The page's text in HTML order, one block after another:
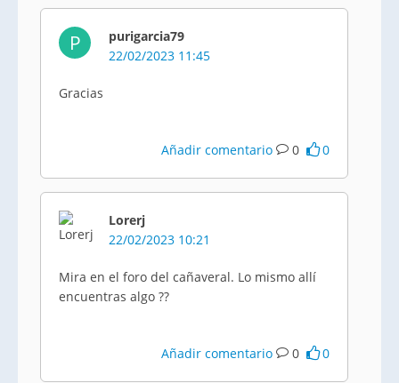
P
purigarcia79
22/02/2023 11:45
Gracias
Añadir comentario 0 0
Lorerj
22/02/2023 10:21
Mira en el foro del cañaveral. Lo mismo allí
encuentras algo ??
Añadir comentario 0 0